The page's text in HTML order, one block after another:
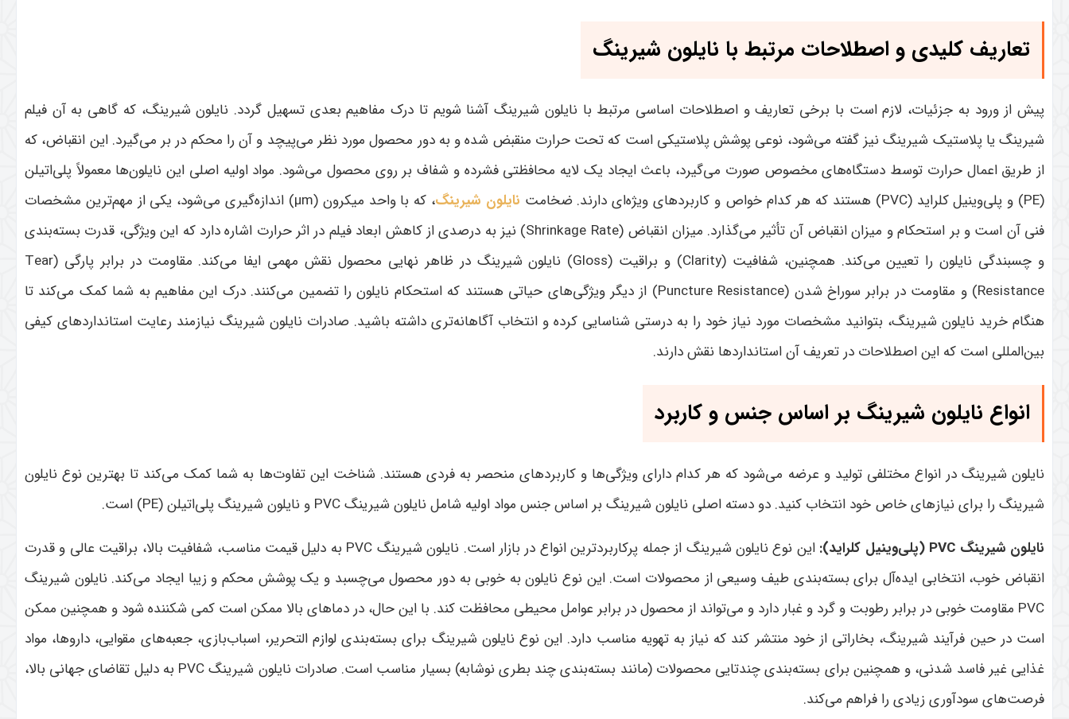
تعاریف کلیدی و اصطلاحات مرتبط با نایلون شیرینگ
پیش از ورود به جزئیات، لازم است با برخی تعاریف و اصطلاحات اساسی مرتبط با نایلون شیرینگ آشنا شویم تا درک مفاهیم بعدی تسهیل گردد. نایلون شیرینگ، که گاهی به آن فیلم
شیرینگ یا پلاستیک شیرینگ نیز گفته می‌شود، نوعی پوشش پلاستیکی است که تحت حرارت منقبض شده و به دور محصول مورد نظر می‌پیچد و آن را محکم در بر می‌گیرد. این انقباض، که
از طریق اعمال حرارت توسط دستگاه‌های مخصوص صورت می‌گیرد، باعث ایجاد یک لایه محافظتی فشرده و شفاف بر روی محصول می‌شود. مواد اولیه اصلی این نایلون‌ها معمولاً پلی‌اتیلن
(PE)
و پلی‌وینیل کلراید (PVC) هستند که هر کدام خواص و کاربردهای ویژه‌ای دارند. ضخامت نایلون شیرینگ، که با واحد میکرون (µm)
اندازه‌گیری می‌شود، یکی از مهم‌ترین مشخصات
فنی آن است و بر استحکام و میزان انقباض آن تأثیر می‌گذارد. میزان انقباض (Shrinkage Rate)
نیز به درصدی از کاهش ابعاد فیلم در اثر حرارت اشاره دارد که این ویژگی، قدرت بسته‌بندی
و چسبندگی نایلون را تعیین می‌کند. همچنین، شفافیت (Clarity) و براقیت (Gloss) نایلون شیرینگ در ظاهر نهایی محصول نقش مهمی ایفا می‌کند. مقاومت در برابر پارگی (Tear
Resistance) و مقاومت در برابر سوراخ شدن (Puncture Resistance)
از دیگر ویژگی‌های حیاتی هستند که استحکام نایلون را تضمین می‌کنند. درک این مفاهیم به شما کمک می‌کند تا
هنگام خرید نایلون شیرینگ، بتوانید مشخصات مورد نیاز خود را به درستی شناسایی کرده و انتخاب آگاهانه‌تری داشته باشید. صادرات نایلون شیرینگ نیازمند رعایت استانداردهای کیفی
بین‌المللی است که این اصطلاحات در تعریف آن استانداردها نقش دارند.
انواع نایلون شیرینگ بر اساس جنس و کاربرد
نایلون شیرینگ در انواع مختلفی تولید و عرضه می‌شود که هر کدام دارای ویژگی‌ها و کاربردهای منحصر به فردی هستند. شناخت این تفاوت‌ها به شما کمک می‌کند تا بهترین نوع نایلون
شیرینگ را برای نیازهای خاص خود انتخاب کنید. دو دسته اصلی نایلون شیرینگ بر اساس جنس مواد اولیه شامل نایلون شیرینگ
و نایلون شیرینگ پلی‌اتیلن(PE) است.
نایلون شیرینگ پلی‌وینیل کلراید): این نوع نایلون شیرینگ از جمله پرکاربردترین انواع در بازار است. نایلون شیرینگ
به دلیل قیمت مناسب، شفافیت بالا، براقیت عالی و قدرت
انقباض خوب، انتخابی ایده‌آل برای بسته‌بندی طیف وسیعی از محصولات است. این نوع نایلون به خوبی به دور محصول می‌چسبد و یک پوشش محکم و زیبا ایجاد می‌کند. نایلون شیرینگ
PVC مقاومت خوبی در برابر رطوبت و گرد و غبار دارد و می‌تواند از محصول در برابر عوامل محیطی محافظت کند. با این حال، در دماهای بالا ممکن است کمی شکننده شود و همچنین ممکن
است در حین فرآیند شیرینگ، بخاراتی از خود منتشر کند که نیاز به تهویه مناسب دارد. این نوع نایلون شیرینگ برای بسته‌بندی لوازم التحریر، اسباب‌بازی، جعبه‌های مقوایی، داروها، مواد
غذایی غیر فاسد شدنی، و همچنین برای بسته‌بندی چندتایی محصولات (مانند بسته‌بندی چند بطری نوشابه) بسیار مناسب است. صادرات نایلون شیرینگPVC
به دلیل تقاضای جهانی بالا،
فرصت‌های سودآوری زیادی را فراهم می‌کند.